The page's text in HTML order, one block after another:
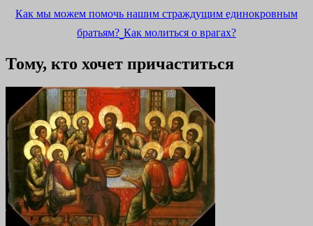
Как мы можем помочь нашим страждущим единокровным
братьям? Как молиться о врагах?
Тому, кто хочет причаститься